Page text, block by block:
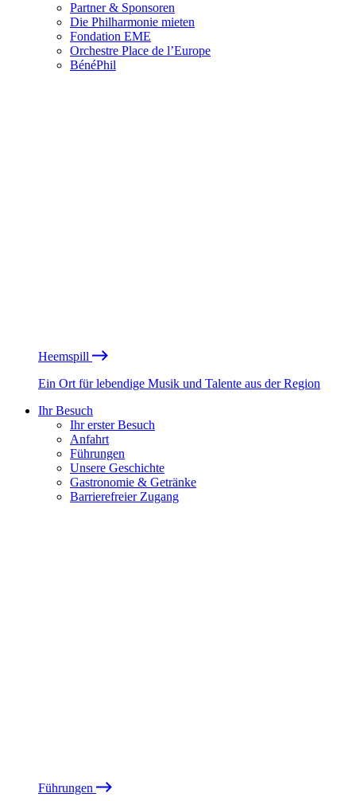
Partner & Sponsoren
Die Philharmonie mieten
Fondation EME
Orchestre Place de l’Europe
BénéPhil
Heemspill
Ein Ort für lebendige Musik und Talente aus der Region
Ihr Besuch
Ihr erster Besuch
Anfahrt
Führungen
Unsere Geschichte
Gastronomie & Getränke
Barrierefreier Zugang
Führungen